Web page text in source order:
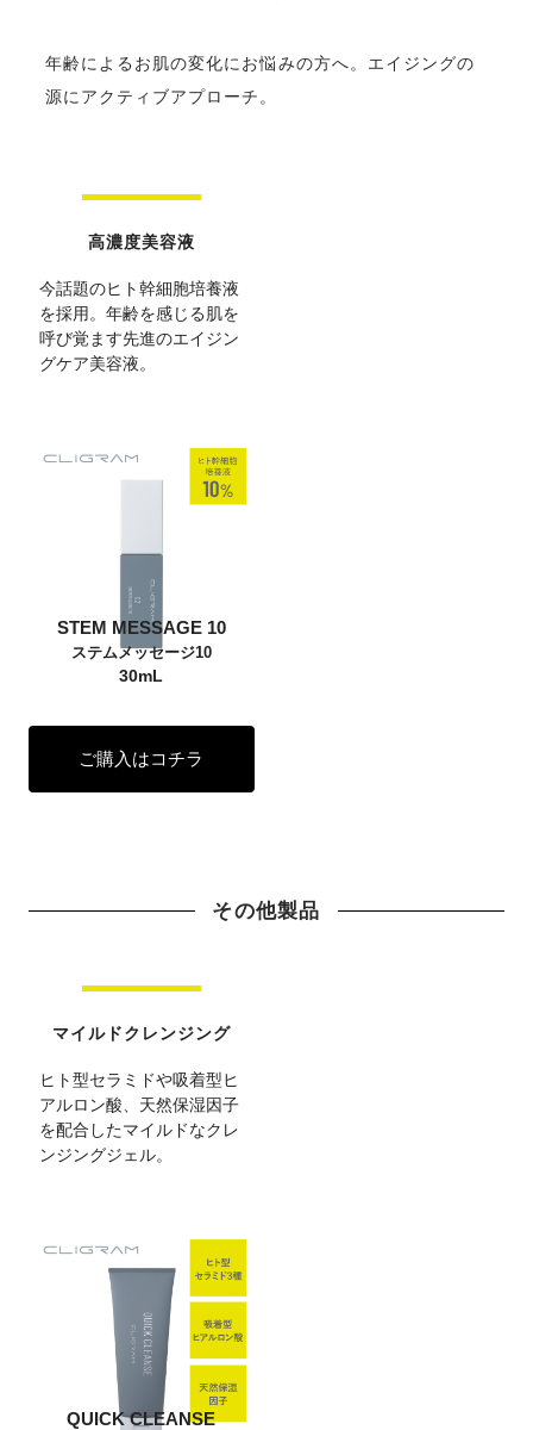
年齢によるお肌の変化にお悩みの方へ。エイジングの
源にアクティブアプローチ。
高濃度美容液
今話題のヒト幹細胞培養液
を採用。年齢を感じる肌を
呼び覚ます先進のエイジン
グケア美容液。
STEM MESSAGE 10
ステムメッセージ10
30mL
ご購入はコチラ
その他製品
マイルドクレンジング
ヒト型セラミドや吸着型ヒ
アルロン酸、天然保湿因子
を配合したマイルドなクレ
ンジングジェル。
QUICK CLEANSE